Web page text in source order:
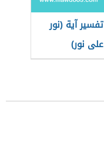
تفسير آية (نور
على نور)